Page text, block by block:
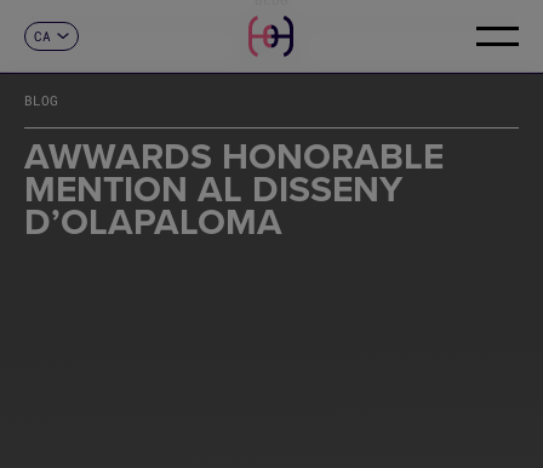
CA
FR
DE
IT
PT
CONTACTE
BLOG
AWWARDS HONORABLE
MENTION AL DISSENY
D’OLAPALOMA